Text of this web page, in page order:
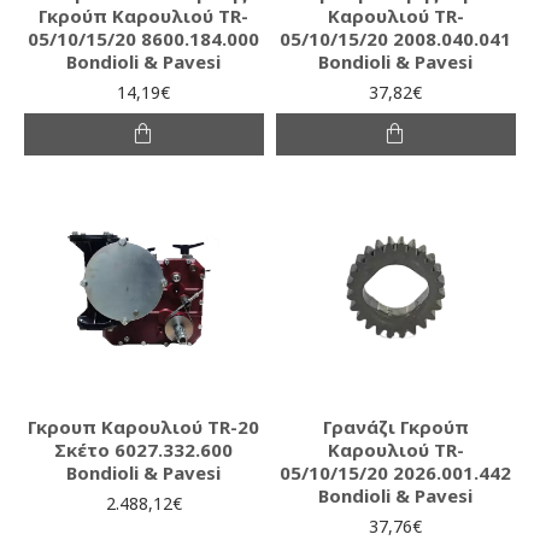
Γκρούπ Καρουλιού TR-
05/10/15/20 8600.184.000
Bondioli & Pavesi
14,19€
Καρουλιού TR-
05/10/15/20 2008.040.041
Bondioli & Pavesi
37,82€
Γκρουπ Καρουλιού TR-20
Σκέτο 6027.332.600
Bondioli & Pavesi
2.488,12€
Γρανάζι Γκρούπ
Καρουλιού TR-
05/10/15/20 2026.001.442
Bondioli & Pavesi
37,76€